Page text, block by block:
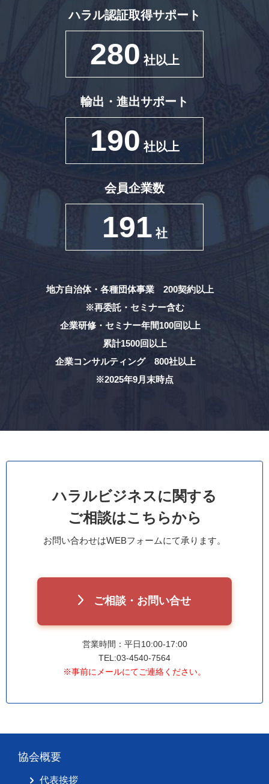
ハラル認証取得サポート
280 社以上
輸出・進出サポート
190 社以上
会員企業数
191 社
地方自治体・各種団体事業 200契約以上
※再委託・セミナー含む
企業研修・セミナー年間100回以上
累計1500回以上
企業コンサルティング 800社以上
※2025年9月末時点
ハラルビジネスに関する
ご相談はこちらから
お問い合わせはWEBフォームにて承ります。
ご相談・お問い合せ
営業時間：平日10:00-17:00
TEL:03-4540-7564
※事前にメールにてご連絡ください。
協会概要
代表挨拶